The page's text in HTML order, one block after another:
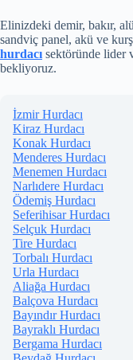
Elinizdeki demir, bakır,
sandviç panel, akü ve
hurdacı sektöründe lider
bekliyoruz.
İzmir Hurdacı
Kiraz Hurdacı
Konak Hurdacı
Menderes Hurdacı
Menemen Hurdacı
Narlıdere Hurdacı
Ödemiş Hurdacı
Seferihisar Hurdacı
Selçuk Hurdacı
Tire Hurdacı
Torbalı Hurdacı
Urla Hurdacı
Aliağa Hurdacı
Balçova Hurdacı
Bayındır Hurdacı
Bayraklı Hurdacı
Bergama Hurdacı